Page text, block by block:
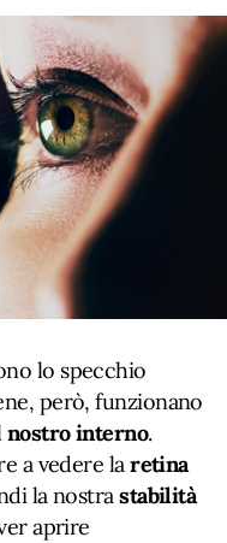
lo specchio
però, funzionano
nostro interno.
a vedere laretina
la nostrastabilità
aprire